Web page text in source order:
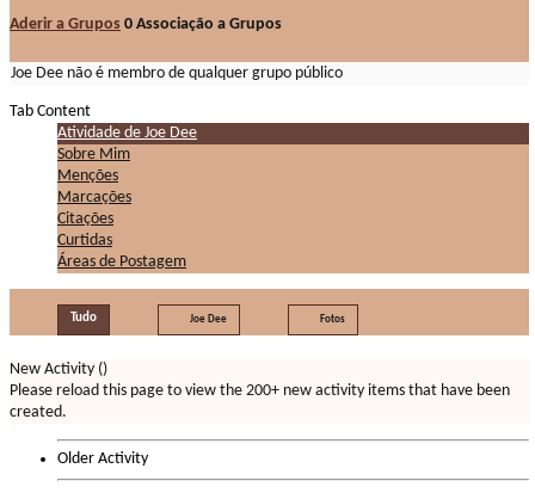
Aderir a Grupos 0 Associação a Grupos
Joe Dee não é membro de qualquer grupo público
Tab Content
Atividade de Joe Dee
Sobre Mim
Menções
Marcações
Citações
Curtidas
Áreas de Postagem
Tudo Joe Dee Fotos
New Activity ()
Please reload this page to view the 200+ new activity items that have been
created.
Older Activity